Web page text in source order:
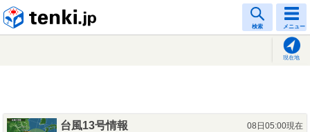
検索 メニュー
現在地
台風13号情報
08日05:00現在